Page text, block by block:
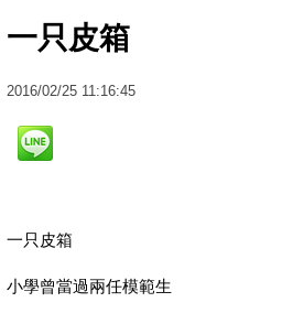
一只皮箱
2016/02/25 11:16:45
一只皮箱
小學曾當過兩任模範生